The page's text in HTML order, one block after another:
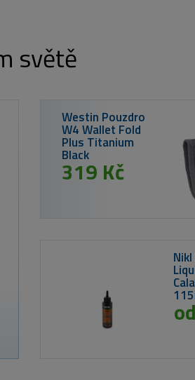
světě
Westin Pouzdro
W4 Wallet Fold
Plus Titanium
319 Kč
Nikl LUM-X RED
Calanus & Krill
od 399